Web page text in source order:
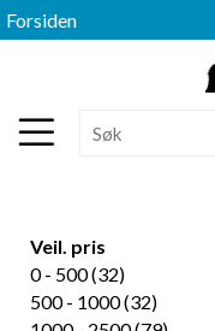
Forsiden
Veil. pris
0 - 500 (32)
500 - 1000 (32)